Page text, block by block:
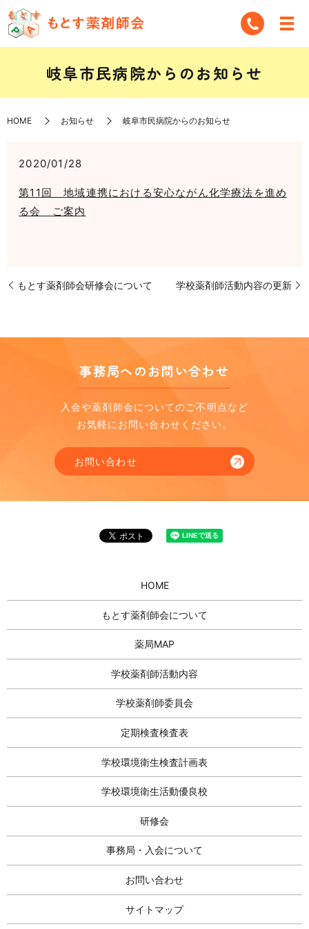
岐阜市民病院からのお知らせ
HOME お知らせ 岐阜市民病院からのお知らせ
2020/01/28
第11回 地域連携における安心ながん化学療法を進め
る会 ご案内
もとす薬剤師会研修会について 学校薬剤師活動内容の更新
事務局へのお問い合わせ
入会や薬剤師会についてのご不明点など
お気軽にお問い合わせください。
お問い合わせ
HOME
もとす薬剤師会について
薬局MAP
学校薬剤師活動内容
学校薬剤師委員会
定期検査検査表
学校環境衛生検査計画表
学校環境衛生活動優良校
研修会
事務局・入会について
お問い合わせ
サイトマップ